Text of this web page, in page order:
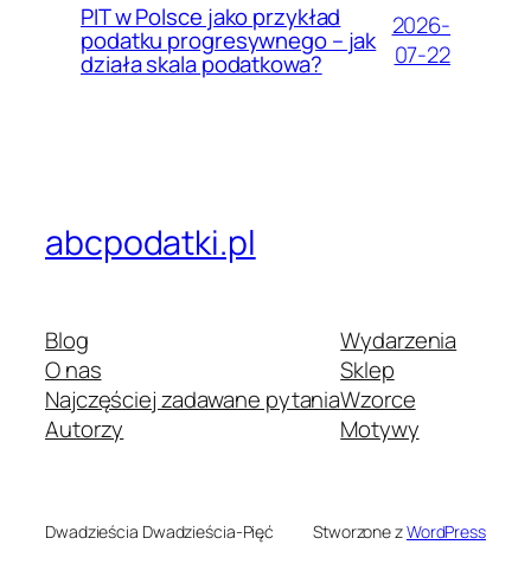
PIT w Polsce jako przykład
podatku progresywnego – jak
działa skala podatkowa?
2026-
07-22
abcpodatki.pl
Blog
O nas
Najczęściej zadawane pytania
Autorzy
Wydarzenia
Sklep
Wzorce
Motywy
Dwadzieścia Dwadzieścia-Pięć Stworzone zWordPress